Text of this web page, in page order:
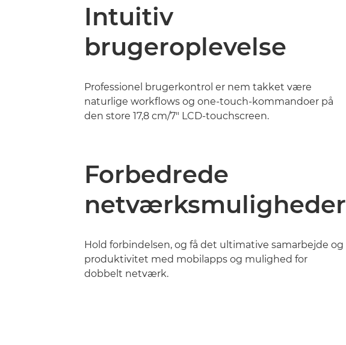
Intuitiv
brugeroplevelse
Professionel brugerkontrol er nem takket være
naturlige workflows og one-touch-kommandoer på
den store 17,8 cm/7" LCD-touchscreen.
Forbedrede
netværksmuligheder
Hold forbindelsen, og få det ultimative samarbejde og
produktivitet med mobilapps og mulighed for
dobbelt netværk.